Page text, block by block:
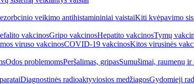
veikimo antihistamininiai vaistaiKiti kvėpavimo
vakcinosGripo vakcinosHepatito vakcinosTymų
viruso vakcinosCOVID-19 vakcinosKitos virusinės
Odos problemomsPeršalimas, gripasSumušimai, raumenų ir
Diagnostinės radioaktyviosios medžiagosGydomieji